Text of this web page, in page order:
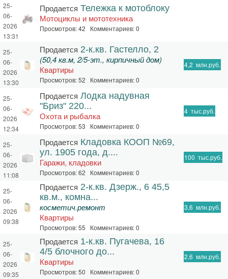
25-
06-
2026
13:31
Продается Тележка к мотоблоку
Мотоциклы и мототехника
Просмотров: 42 Комментариев: 0
25-
06-
2026
13:30
Продается 2-к.кв. Гастелло, 2
(50,4 кв.м, 2/5-эт., кирпичный дом)
Квартиры
Просмотров: 52 Комментариев: 0
4,2 млн.руб.
25-
06-
2026
12:34
Продается Лодка надувная
"Бриз" 220...
Охота и рыбалка
Просмотров: 53 Комментариев: 0
4 тыс.руб.
25-
06-
2026
11:08
Продается Кладовка КООП №69,
ул. 1905 года, д....
Гаражи, кладовки
Просмотров: 62 Комментариев: 0
100 тыс.руб.
25-
06-
2026
09:38
Продается 2-к.кв. Дзерж., 6 45,5
кв.м., комна...
косметич.ремонт
Квартиры
Просмотров: 55 Комментариев: 0
3,6 млн.руб.
25-
06-
2026
09:35
Продается 1-к.кв. Пугачева, 16
4/5 блочного до...
Квартиры
Просмотров: 50 Комментариев: 0
2,6 млн.руб.